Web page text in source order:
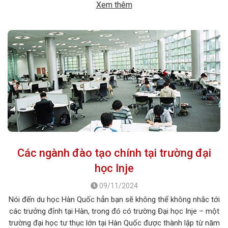
nhiều gia đình […]
Xem thêm
Các ngành đào tạo chính tại trường đại
học Inje
09/11/2024
Nói đến du học Hàn Quốc hẳn bạn sẽ không thể không nhắc tới
các trưởng đỉnh tại Hàn, trong đó có trường Đại học Inje – một
trường đại học tư thục lớn tại Hàn Quốc được thành lập từ năm